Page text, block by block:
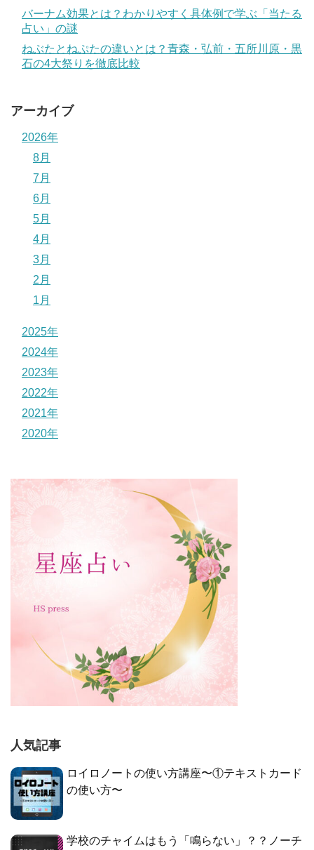
バーナム効果とは？わかりやすく具体例で学ぶ「当たる
占い」の謎
ねぶたとねぷたの違いとは？青森・弘前・五所川原・黒
石の4大祭りを徹底比較
アーカイブ
2026年
8月
7月
6月
5月
4月
3月
2月
1月
2025年
2024年
2023年
2022年
2021年
2020年
人気記事
ロイロノートの使い方講座〜①テキストカード
の使い方〜
学校のチャイムはもう「鳴らない」？？ノーチ